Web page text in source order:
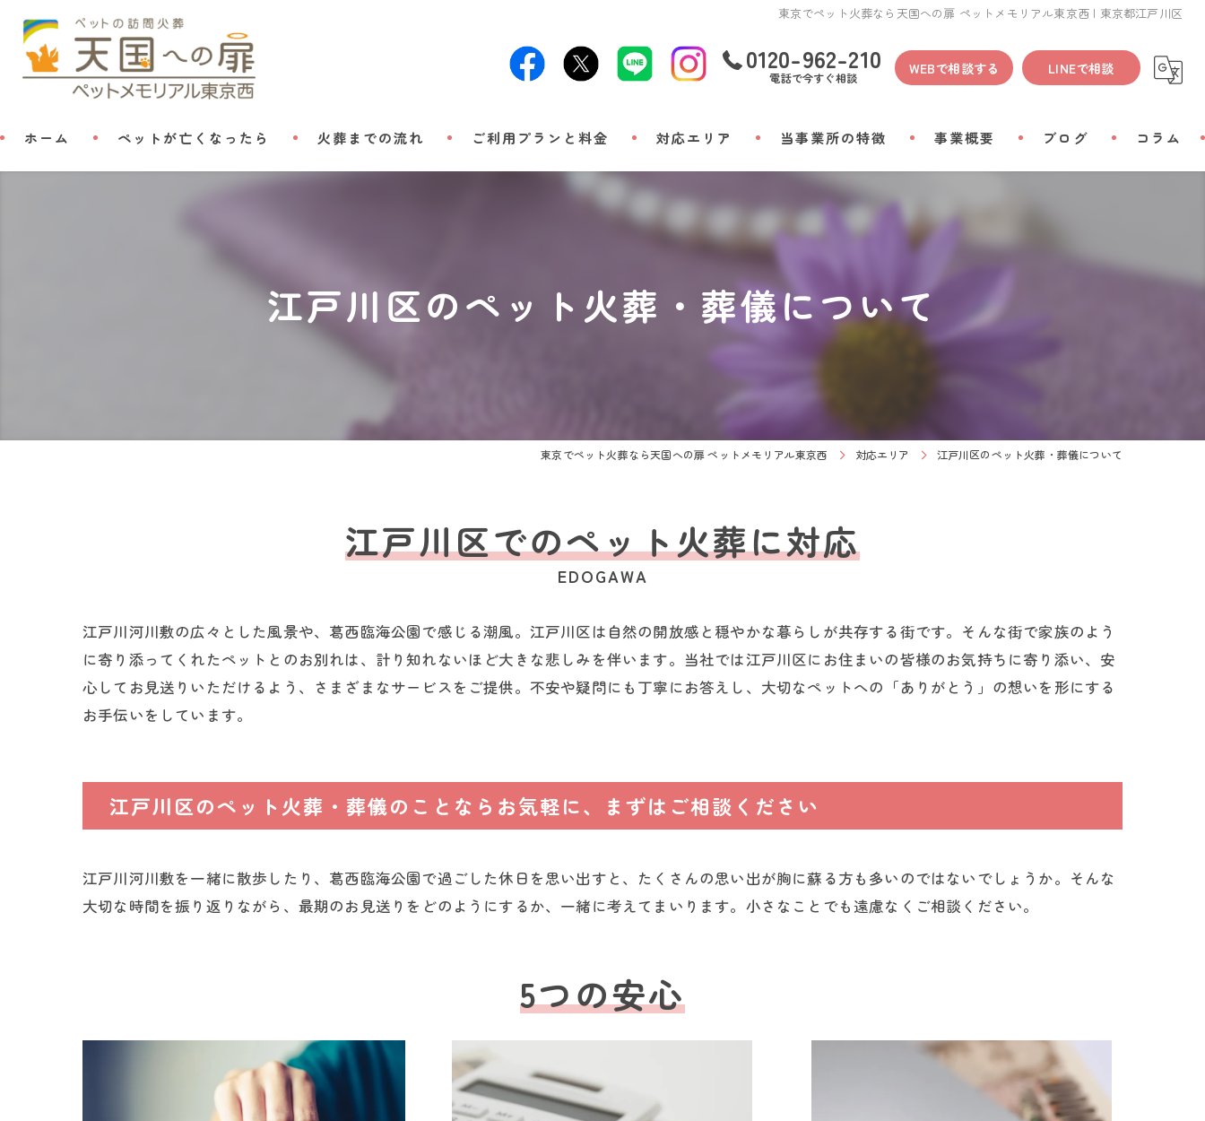
東京でペット火葬なら天国への扉 ペットメモリアル東京西 | 東京都江戸川区
0120-962-210
電話で今すぐ相談
WEBで相談する LINEで相談
ホーム ペットが亡くなったら 火葬までの流れ ご利用プランと料金 対応エリア 当事業所の特徴
出張
立ち会い
事業概要 ブログ コラム
江戸川区のペット火葬・葬儀について
東京でペット火葬なら天国への扉 ペットメモリアル東京西 対応エリア 江戸川区のペット火葬・葬儀について
江戸川区でのペット火葬に対応
EDOGAWA
江戸川河川敷の広々とした風景や、葛西臨海公園で感じる潮風。江戸川区は自然の開放感と穏やかな暮らしが共存する街です。そんな街で家族のよう
に寄り添ってくれたペットとのお別れは、計り知れないほど大きな悲しみを伴います。当社では江戸川区にお住まいの皆様のお気持ちに寄り添い、安
心してお見送りいただけるよう、さまざまなサービスをご提供。不安や疑問にも丁寧にお答えし、大切なペットへの「ありがとう」の想いを形にする
お手伝いをしています。
江戸川区のペット火葬・葬儀のことならお気軽に、まずはご相談ください
江戸川河川敷を一緒に散歩したり、葛西臨海公園で過ごした休日を思い出すと、たくさんの思い出が胸に蘇る方も多いのではないでしょうか。そんな
大切な時間を振り返りながら、最期のお見送りをどのようにするか、一緒に考えてまいります。小さなことでも遠慮なくご相談ください。
5つの安心